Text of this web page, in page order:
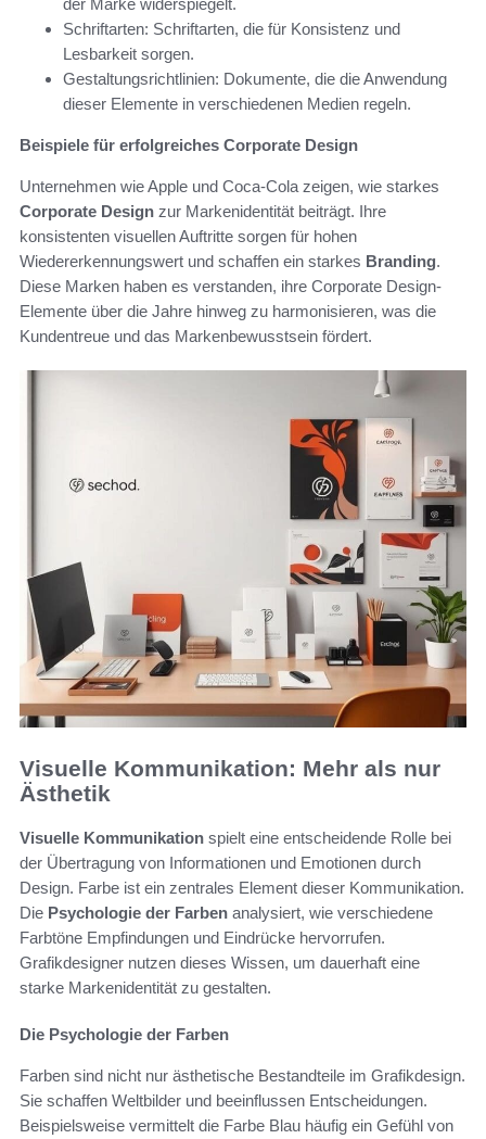
der Marke widerspiegelt.
Schriftarten: Schriftarten, die für Konsistenz und
Lesbarkeit sorgen.
Gestaltungsrichtlinien: Dokumente, die die Anwendung
dieser Elemente in verschiedenen Medien regeln.
Beispiele für erfolgreiches Corporate Design
Unternehmen wie Apple und Coca-Cola zeigen, wie starkes
Corporate Design zur Markenidentität beiträgt. Ihre
konsistenten visuellen Auftritte sorgen für hohen
Wiedererkennungswert und schaffen ein starkes Branding.
Diese Marken haben es verstanden, ihre Corporate Design-
Elemente über die Jahre hinweg zu harmonisieren, was die
Kundentreue und das Markenbewusstsein fördert.
Visuelle Kommunikation: Mehr als nur
Ästhetik
Visuelle Kommunikation spielt eine entscheidende Rolle bei
der Übertragung von Informationen und Emotionen durch
Design. Farbe ist ein zentrales Element dieser Kommunikation.
Die Psychologie der Farben analysiert, wie verschiedene
Farbtöne Empfindungen und Eindrücke hervorrufen.
Grafikdesigner nutzen dieses Wissen, um dauerhaft eine
starke Markenidentität zu gestalten.
Die Psychologie der Farben
Farben sind nicht nur ästhetische Bestandteile im Grafikdesign.
Sie schaffen Weltbilder und beeinflussen Entscheidungen.
Beispielsweise vermittelt die Farbe Blau häufig ein Gefühl von